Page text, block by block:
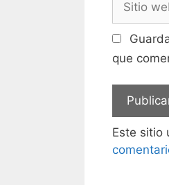
web
que
Este sitio